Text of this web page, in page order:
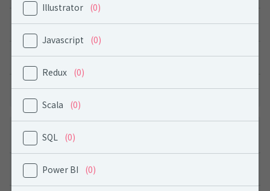
Illustrator (0)
Javascript (0)
Redux (0)
Scala (0)
SQL (0)
Power BI (0)
中国
四国
九州
日本語能力から探す
N1